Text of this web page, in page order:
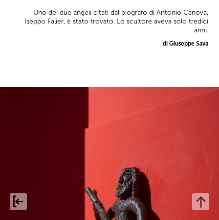
Uno dei due angeli citati dal biografo di Antonio Canova,
Iseppo Falier, è stato trovato. Lo scultore aveva solo tredici
anni.
di Giuseppe Sava